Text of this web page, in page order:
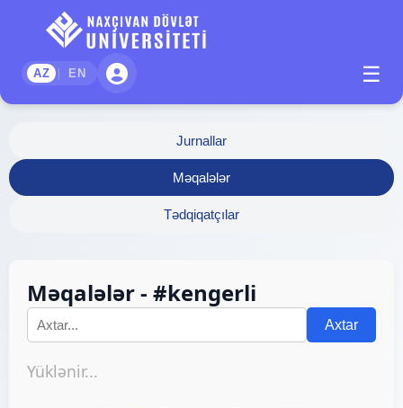
AZ | EN ☰
Jurnallar
Məqalələr
Tədqiqatçılar
Məqalələr - #kengerli
Axtar
Yüklənir...